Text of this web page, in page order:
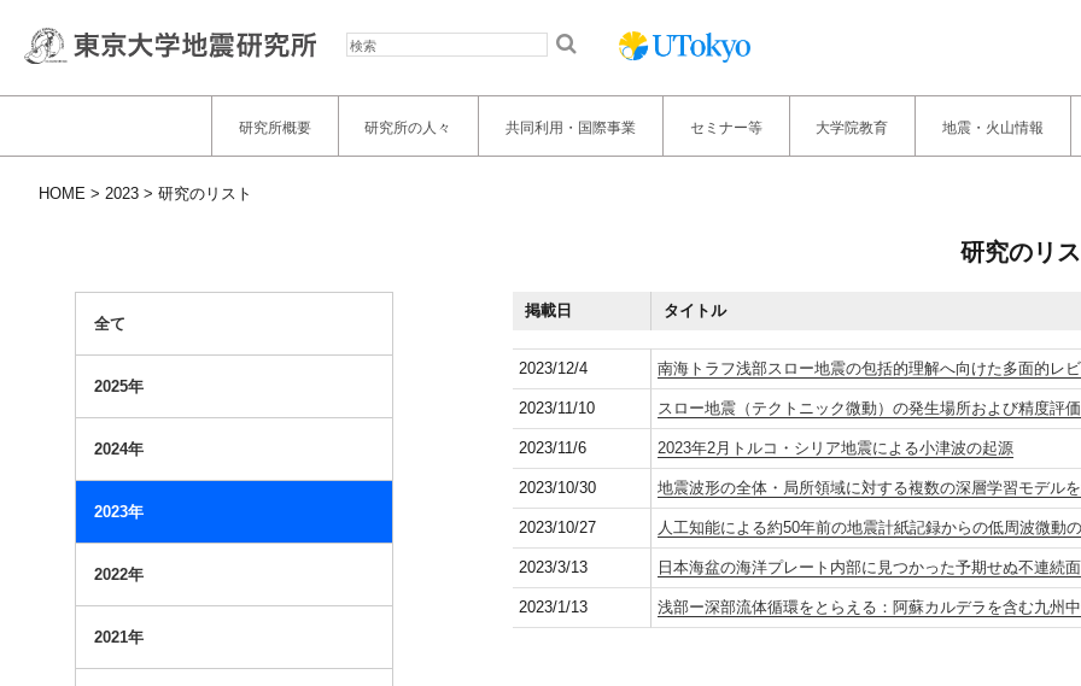
研究所概要 研究所の人々 共同利用・国際事業 セミナー等 大学院教育 地震・火山情報
HOME 2023 研究のリスト
全て
2025年
2024年
2023年
2022年
2021年
研究のリ
掲載日 タイトル
2023/12/4 南海トラフ浅部スロー地震の包括的理解へ向けた多面的レ
2023/11/10 スロー地震（テクトニック微動）の発生場所および精度評
2023/11/6 2023年2月トルコ・シリア地震による小津波の起源
2023/10/30 地震波形の全体・局所領域に対する複数の深層学習モデル
2023/10/27 人工知能による約50年前の地震計紙記録からの低周波微動
2023/3/13 日本海盆の海洋プレート内部に見つかった予期せぬ不連続面
2023/1/13 浅部ー深部流体循環をとらえる：阿蘇カルデラを含む九州